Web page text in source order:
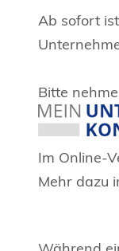
Ab sofort
Bitte
Im Online-
Mehr dazu